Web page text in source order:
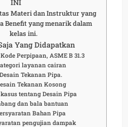
INI
Materi dan Instruktur yang
Benefit yang menarik dalam
kelas ini.
Yang Didapatkan
Perpipaan, ASME B 31.3
layanan cairan
Desain Tekanan Pipa.
Tekanan Kosong
tentang Desain Pipa
dan bala bantuan
Bahan Pipa
pengujian dampak